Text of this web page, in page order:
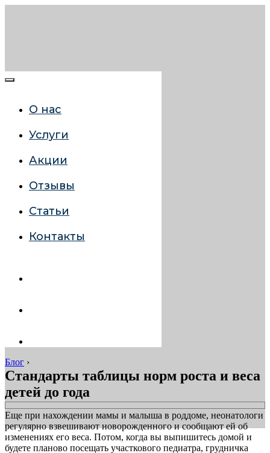
О нас
Услуги
Акции
Отзывы
Статьи
Контакты
Блог ›
Стандарты таблицы норм роста и веса
детей до года
Еще при нахождении мамы и малыша в роддоме, неонатологи
регулярно взвешивают новорожденного и сообщают ей об
изменениях его веса. Потом, когда вы выпишитесь домой и
будете планово посещать участкового педиатра, грудничка